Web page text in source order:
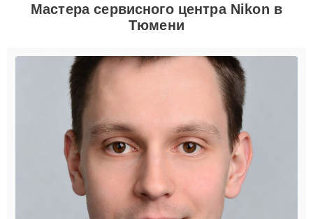
Мастера сервисного центра Nikon в
Тюмени